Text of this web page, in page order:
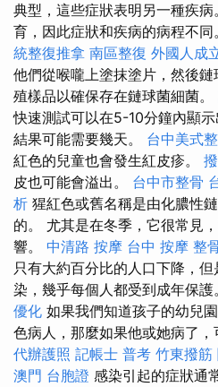
典型，這些症狀表明另一種疾
育，因此症狀和疾病的病程不同
統整復推拿 南區整復 外國人成
他們從喉嚨上塗抹塗片，然後
殖樣品以確保存在鏈球菌細菌。
快速測試可以在5-10分鐘內顯
結果可能需要幾天。 台中美式
紅色的兒童也會發生紅皮疹。
皮也可能會溢出。 台中市整骨
析 猩紅色或舊名稱是由化膿性
的。 尤其是在冬季，它很常見
響。 中清路 按摩 台中 按摩 整
只有大約百分比的人口下降，
染，幾乎每個人都受到成年保護
優化 如果我們知道孩子的幼兒
色病人，那麼如果他或她病了，
代辦護照 記帳士 普考 竹東撥筋
澳門 台胞證 感染引起的症狀通